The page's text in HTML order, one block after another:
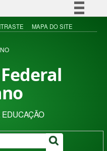
Simplifique!
Acesso à informação
MAPA DO SITE